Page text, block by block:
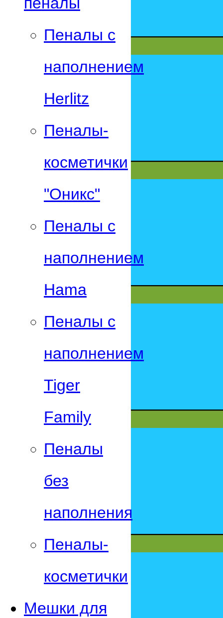
Пеналы с
наполнением
Herlitz
Пеналы-
косметички
"Оникс"
Пеналы с
наполнением
Hama
Пеналы с
наполнением
Tiger
Family
Пеналы
без
наполнения
Пеналы-
косметички
Мешки для